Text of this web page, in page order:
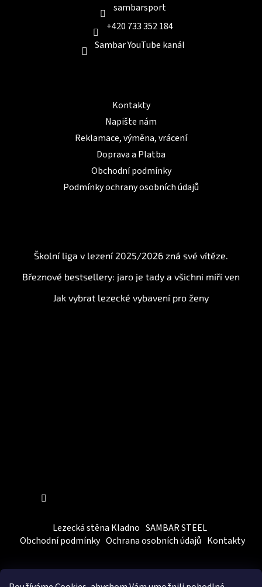
sambarsport
+420 733 352 184
Sambar YouTube kanál
Kontakty
Napište nám
Reklamace, výměna, vrácení
Doprava a Platba
Obchodní podmínky
Podmínky ochrany osobních údajů
Školní liga v lezení 2025/2026 zná své vítěze.
Březnové bestsellery: jaro je tady a všichni míří ven
Jak vybrat lezecké vybavení pro ženy
Lezecká stěna Kladno SAMBAR STEEL
Obchodní podmínky Ochrana osobních údajů Kontakty